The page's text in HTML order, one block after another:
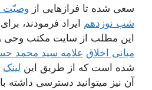
سعی شده تا فرازهایی از وصیّت
شب نوزدهم ایراد فرمودند،
این مطلب از سایت مکتب وحی
مبانی اخلاق علامه سید محمد
شده است که از طریق این لینک
آن نیز میتوانید دسترسی داشته